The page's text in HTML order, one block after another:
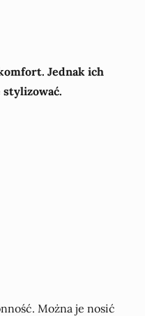
Jednak ich
Można je nosić